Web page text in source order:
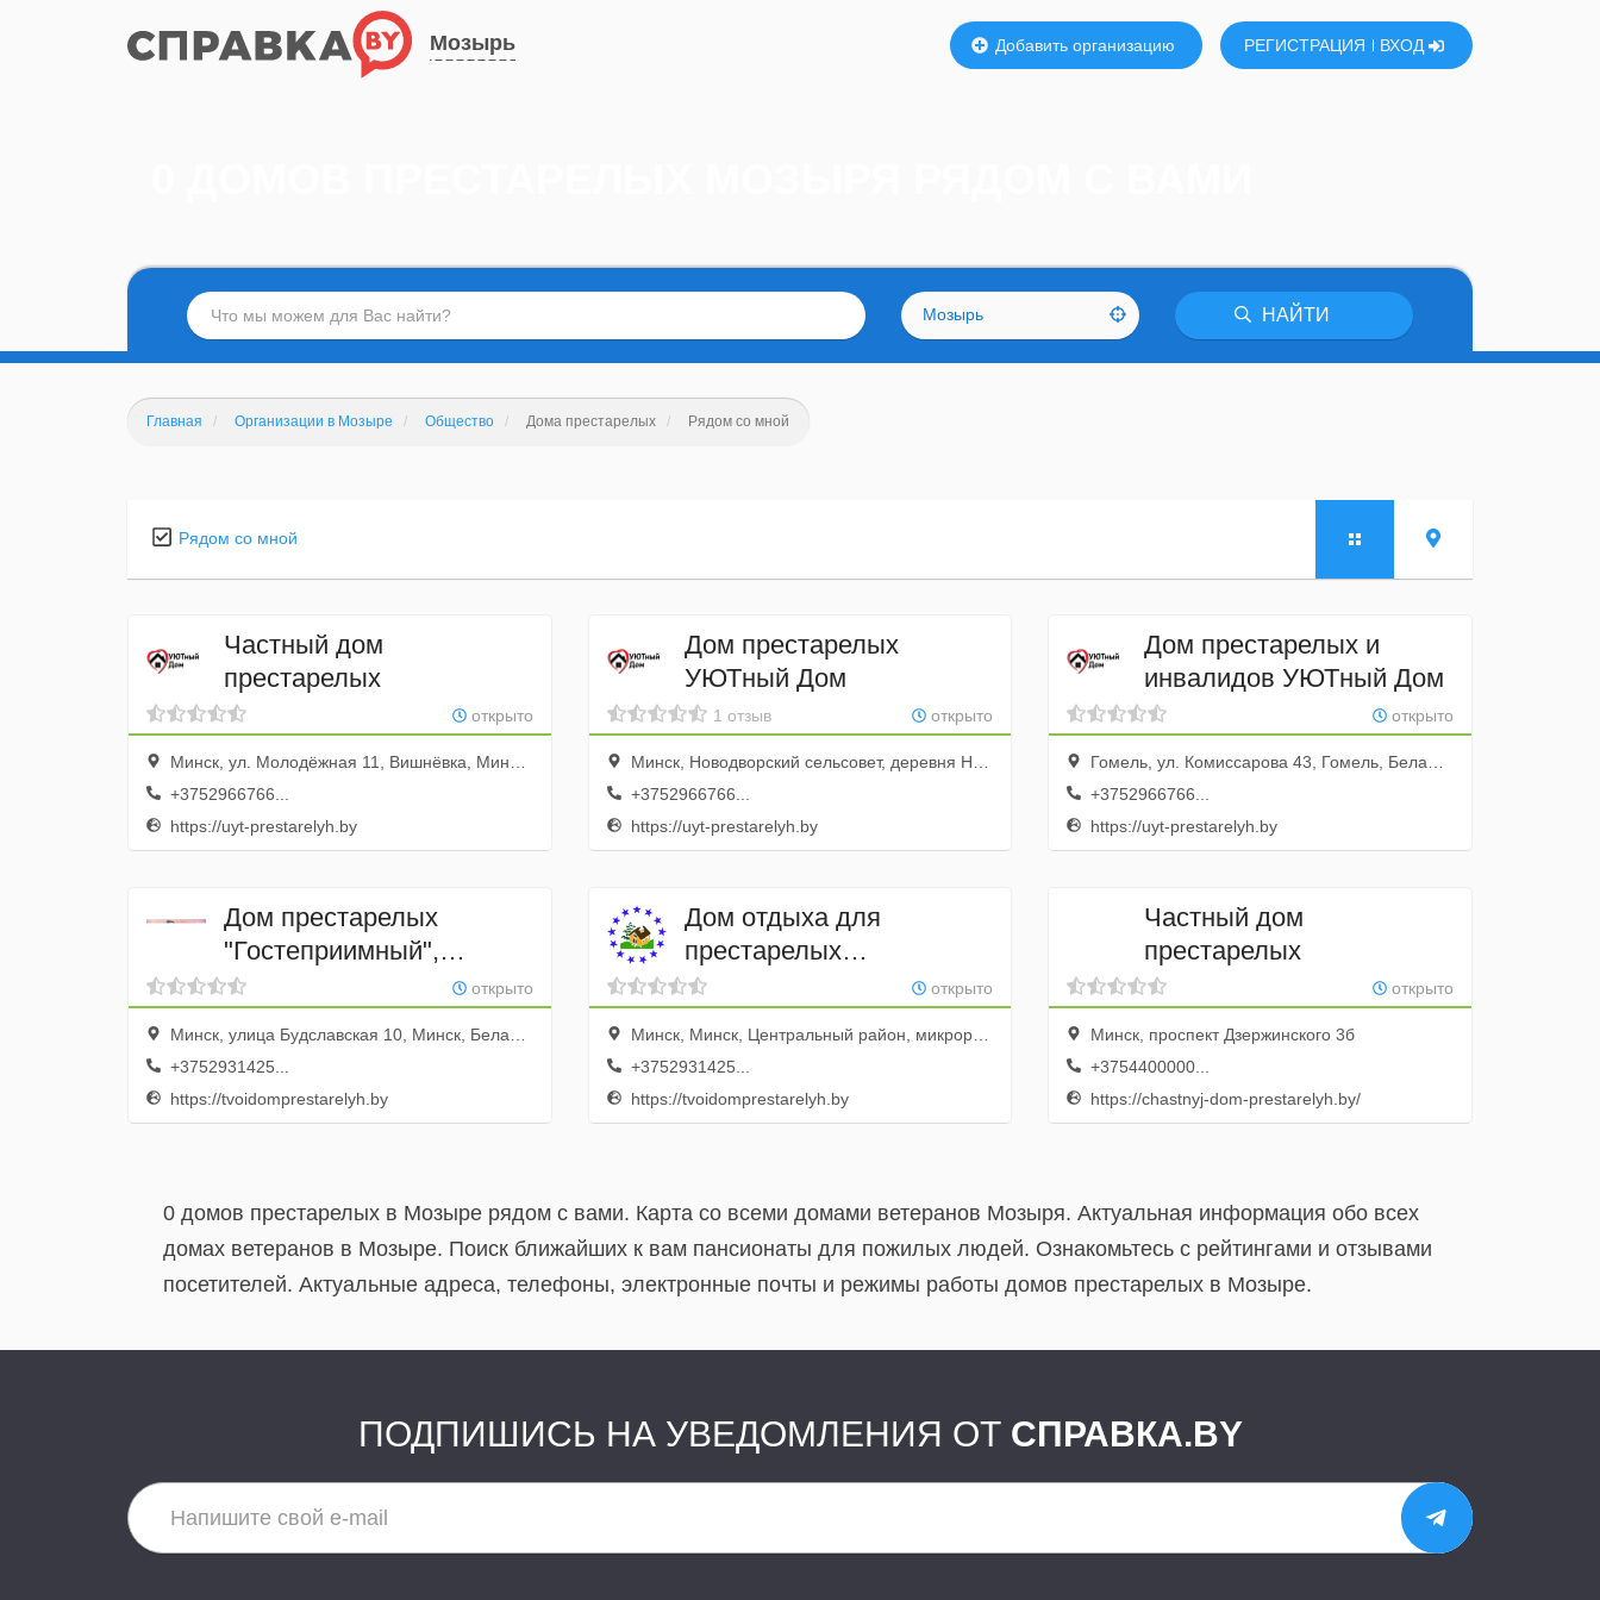
Мозырь Добавить организацию РЕГИСТРАЦИЯ ВХОД
Мозырь НАЙТИ
Главная Организации в Мозыре Общество Дома престарелых Рядом со мной
Рядом со мной
Частный дом
престарелых
открыто
Минск, ул. Молодёжная 11, Вишнёвка, Минский район, Беларусь, Дом для престарелых
+3752966766...
https://uyt-prestarelyh.by
Дом престарелых
УЮТный Дом
открыто
1 отзыв
Минск, Новодворский сельсовет, деревня Новый двор, УЮТный Дом
+3752966766...
https://uyt-prestarelyh.by
Дом престарелых и
инвалидов УЮТный Дом
открыто
Гомель, ул. Комиссарова 43, Гомель, Беларусь, Уютный Дом
+3752966766...
https://uyt-prestarelyh.by
Дом престарелых
"Гостеприимный",
пансионат для пожилых
людей
открыто
Минск, улица Будславская 10, Минск, Беларусь, Пансионат 13 Месяцев
+3752931425...
https://tvoidomprestarelyh.by
Дом отдыха для
престарелых
"Гостеприимный"
открыто
Минск, Минск, Центральный район, микрорайон Новинки, 2-й Марусинский переулок, 8, Гостеприимный
+3752931425...
https://tvoidomprestarelyh.by
Частный дом
престарелых
открыто
Минск, проспект Дзержинского 3б
+3754400000...
https://chastnyj-dom-prestarelyh.by/
0 домов престарелых в Мозыре рядом с вами. Карта со всеми домами ветеранов Мозыря. Актуальная информация обо всех
домах ветеранов в Мозыре. Поиск ближайших к вам пансионаты для пожилых людей. Ознакомьтесь с рейтингами и отзывами
посетителей. Актуальные адреса, телефоны, электронные почты и режимы работы домов престарелых в Мозыре.
ПОДПИШИСЬ НА УВЕДОМЛЕНИЯ ОТ СПРАВКА.BY